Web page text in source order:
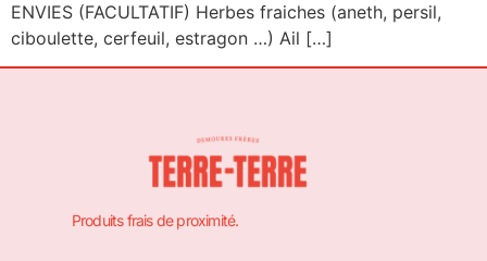
ENVIES (FACULTATIF) Herbes fraiches (aneth, persil,
ciboulette, cerfeuil, estragon …) Ail […]
Produits frais de proximité.